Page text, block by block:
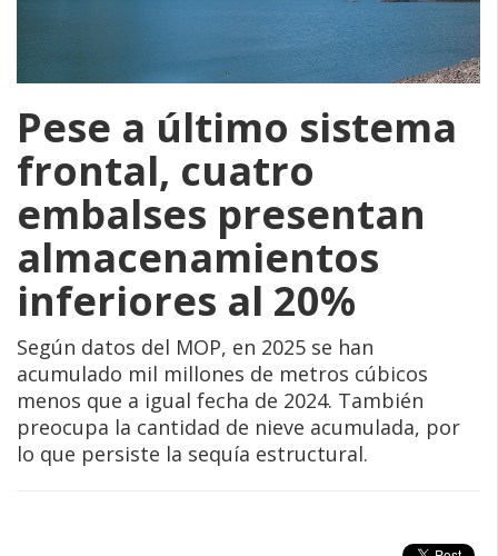
Pese a último sistema
frontal, cuatro
embalses presentan
almacenamientos
inferiores al 20%
Según datos del MOP, en 2025 se han
acumulado mil millones de metros cúbicos
menos que a igual fecha de 2024. También
preocupa la cantidad de nieve acumulada, por
lo que persiste la sequía estructural.